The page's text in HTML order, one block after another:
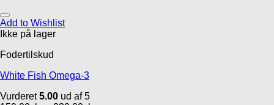
Add to Wishlist
Ikke på lager
Fodertilskud
White Fish Omega-3
Vurderet5.00 ud af 5